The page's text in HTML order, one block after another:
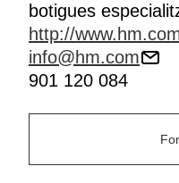
botigues
http://
info@hm.com
901 120 084